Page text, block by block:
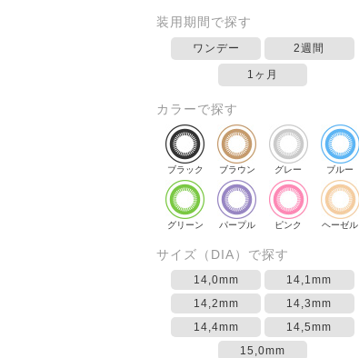
装用期間で探す
ワンデー 2週間
1ヶ月
カラーで探す
ブラック ブラウン グレー ブルー
グリーン パープル ピンク ヘーゼル
サイズ（DIA）で探す
14,0mm
14,1mm
14,2mm
14,3mm
14,4mm
14,5mm
15,0mm